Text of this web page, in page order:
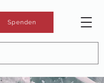
Spenden